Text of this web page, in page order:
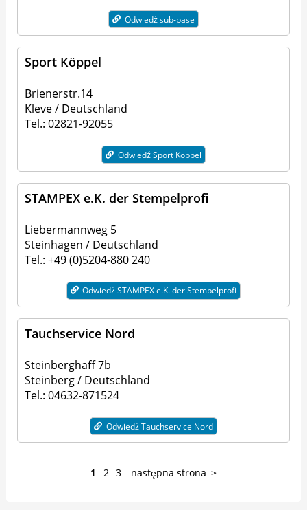
Odwiedź sub-base
Sport Köppel
Brienerstr.14
Kleve / Deutschland
Tel.: 02821-92055
Odwiedź Sport Köppel
STAMPEX e.K. der Stempelprofi
Liebermannweg 5
Steinhagen / Deutschland
Tel.: +49 (0)5204-880 240
Odwiedź STAMPEX e.K. der Stempelprofi
Tauchservice Nord
Steinberghaff 7b
Steinberg / Deutschland
Tel.: 04632-871524
Odwiedź Tauchservice Nord
1 2 3 następna strona